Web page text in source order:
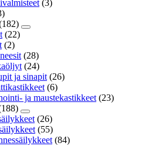
(3)
(22)
(2)
(28)
(24)
ja sinapit (26)
(6)
ja maustekastikkeet (23)
(26)
(55)
(84)